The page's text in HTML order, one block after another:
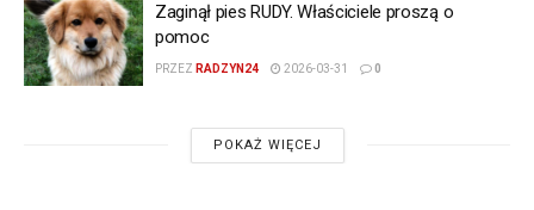
Zaginął pies RUDY. Właściciele proszą o
pomoc
PRZEZ RADZYN24 2026-03-31 0
POKAŻ WIĘCEJ